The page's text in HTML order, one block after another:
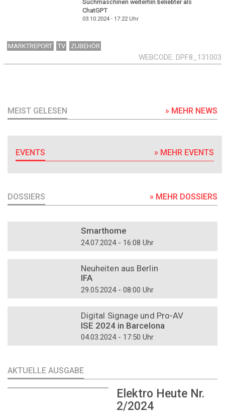
Suchmaschinen weiterhin beliebter als
ChatGPT
03.10.2024 - 17:22Uhr
MARKTREPORT TV ZUBEHÖR
WEBCODE DPF8_131003
MEIST GELESEN » MEHR NEWS
EVENTS » MEHR EVENTS
DOSSIERS » MEHR DOSSIERS
Smarthome
24.07.2024 - 16:08 Uhr
Neuheiten aus Berlin
IFA
29.05.2024 - 08:00 Uhr
Digital Signage und Pro-AV
ISE 2024 in Barcelona
04.03.2024 - 17:50 Uhr
AKTUELLE AUSGABE
Elektro Heute Nr.
2/2024